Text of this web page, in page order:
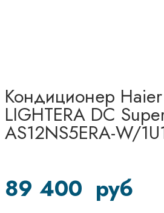
Кондиционер Haier
LIGHTERA DC
AS12NS5ERA-W/
89 400 руб